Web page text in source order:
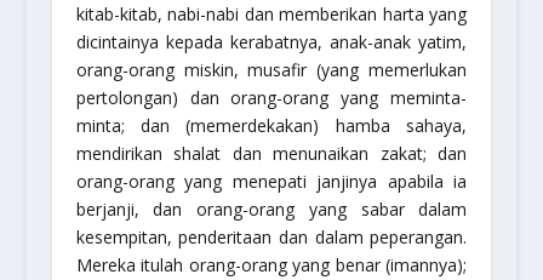
kitab-kitab, nabi-nabi dan memberikan harta yang
dicintainya kepada kerabatnya, anak-anak yatim,
orang-orang miskin, musafir (yang memerlukan
pertolongan) dan orang-orang yang meminta-
minta; dan (memerdekakan) hamba sahaya,
mendirikan shalat dan menunaikan zakat; dan
orang-orang yang menepati janjinya apabila ia
berjanji, dan orang-orang yang sabar dalam
kesempitan, penderitaan dan dalam peperangan.
Mereka itulah orang-orang yang benar (imannya);